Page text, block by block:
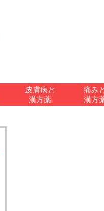
皮膚病と
漢方薬
痛み
漢方